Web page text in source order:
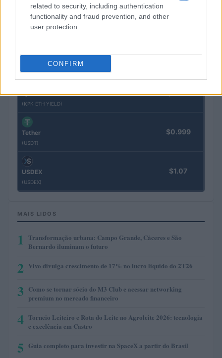
related to security, including authentication
functionality and fraud prevention, and other
user protection.
CONFIRM
Bitcoin
(BTC)
$64,445.00
Ethereum $1,895.55
kpk ETH Yield
(KPK ETH YIELD)
$2,030.62
Tether
(USDT)
$0.999
USDEX
(USDEX)
$1.07
MAIS LIDOS
1 Transformação urbana: Campo Grande, Cáceres e São
Bernardo iluminam o futuro
2 Vivo divulga crescimento de 17% no lucro líquido do 2T26
3 Como se tornar sócio do M3 Club e acessar networking
premium no mercado financeiro
4 Torneio Leiteiro e Rota do Leite no Agroleite 2026: tecnologia
e excelência em Castro
5 Guia completo para investir na SpaceX a partir do Brasil